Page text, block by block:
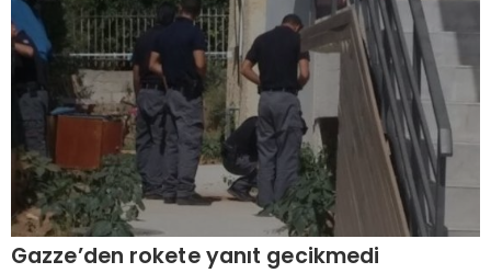
Gazze’den rokete yanıt gecikmedi